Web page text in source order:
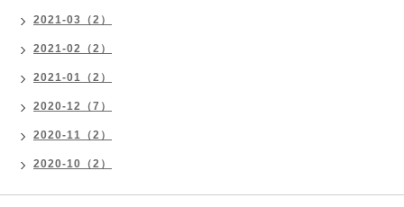
2021-03（2）
2021-02（2）
2021-01（2）
2020-12（7）
2020-11（2）
2020-10（2）